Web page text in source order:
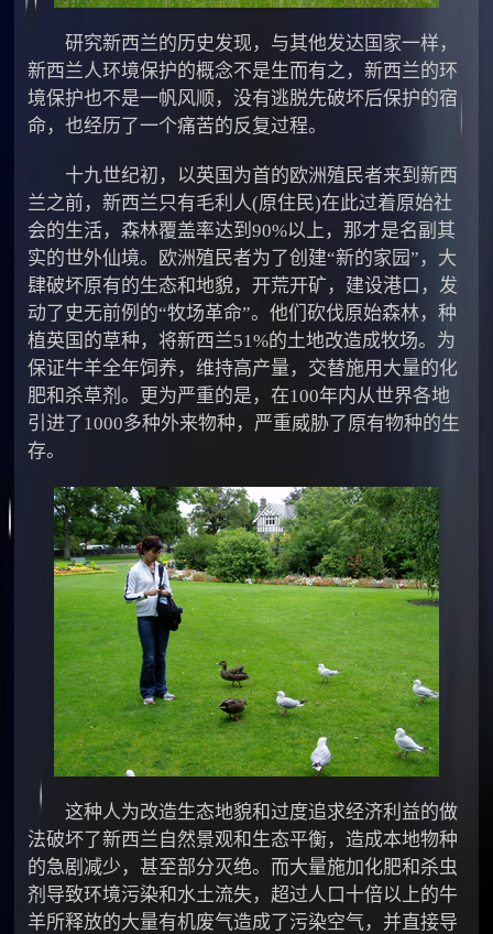
研究新西兰的历史发现，与其他发达国家一样，
新西兰人环境保护的概念不是生而有之，新西兰的环
境保护也不是一帆风顺，没有逃脱先破坏后保护的宿
命，也经历了一个痛苦的反复过程。
十九世纪初，以英国为首的欧洲殖民者来到新西
兰之前，新西兰只有毛利人(原住民)在此过着原始社
会的生活，森林覆盖率达到90%以上，那才是名副其
实的世外仙境。欧洲殖民者为了创建“新的家园”，大
肆破坏原有的生态和地貌，开荒开矿，建设港口，发
动了史无前例的“牧场革命”。他们砍伐原始森林，种
植英国的草种，将新西兰51%的土地改造成牧场。为
保证牛羊全年饲养，维持高产量，交替施用大量的化
肥和杀草剂。更为严重的是，在100年内从世界各地
引进了1000多种外来物种，严重威胁了原有物种的生
存。
这种人为改造生态地貌和过度追求经济利益的做
法破坏了新西兰自然景观和生态平衡，造成本地物种
的急剧减少，甚至部分灭绝。而大量施加化肥和杀虫
剂导致环境污染和水土流失，超过人口十倍以上的牛
羊所释放的大量有机废气造成了污染空气，并直接导